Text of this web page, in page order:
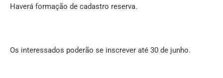
Haverá formação de cadastro reserva.
Os interessados poderão se inscrever até 30 de junho.